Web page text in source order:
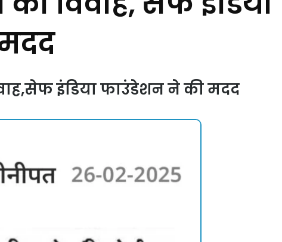
इंडिया फाउंडेशन ने की मदद